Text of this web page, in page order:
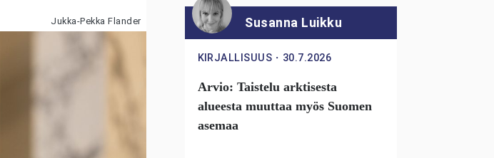
Jukka-Pekka Flander Susanna Luikku
KIRJALLISUUS ・ 30.7.2026
Arvio: Taistelu arktisesta
alueesta muuttaa myös Suomen
asemaa